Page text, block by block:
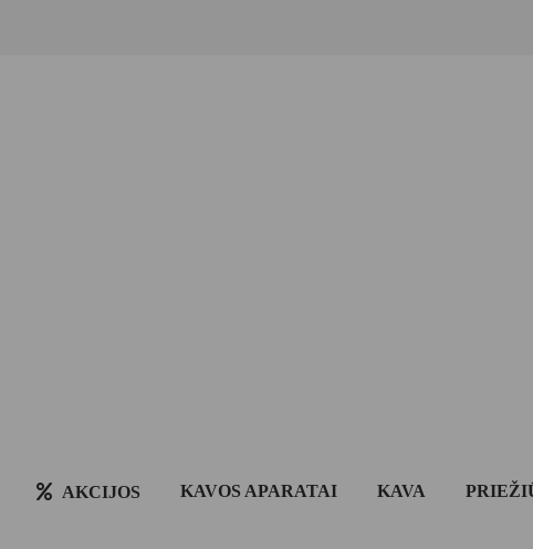
AKCIJOS KAVOS APARATAI KAVA